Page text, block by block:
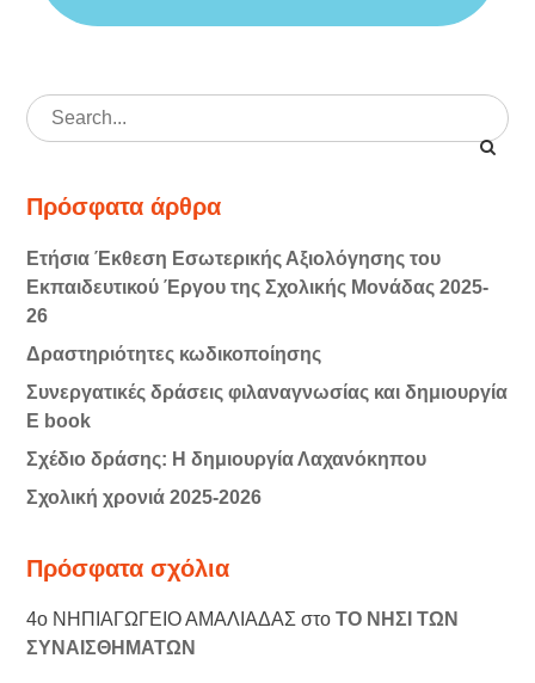
Search
for:
Πρόσφατα άρθρα
Ετήσια Έκθεση Εσωτερικής Αξιολόγησης του
Εκπαιδευτικού Έργου της Σχολικής Μονάδας 2025-
26
Δραστηριότητες κωδικοποίησης
Συνεργατικές δράσεις φιλαναγνωσίας και δημιουργία
E book
Σχέδιο δράσης: Η δημιουργία Λαχανόκηπου
Σχολική χρονιά 2025-2026
Πρόσφατα σχόλια
4ο ΝΗΠΙΑΓΩΓΕΙΟ ΑΜΑΛΙΑΔΑΣ στοΤΟ ΝΗΣΙ ΤΩΝ
ΣΥΝΑΙΣΘΗΜΑΤΩΝ